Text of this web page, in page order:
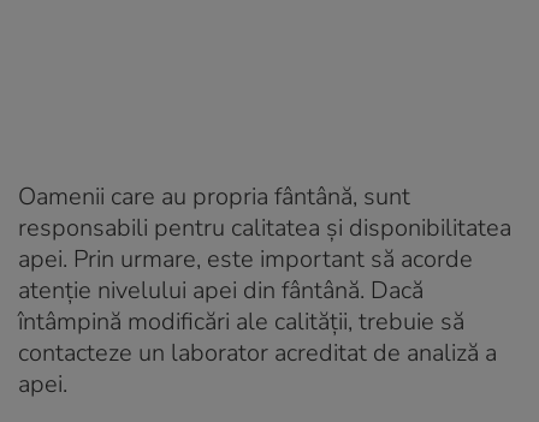
Oamenii care au propria fântână, sunt
responsabili pentru calitatea și disponibilitatea
apei. Prin urmare, este important să acorde
atenție nivelului apei din fântână. Dacă
întâmpină modificări ale calității, trebuie să
contacteze un laborator acreditat de analiză a
apei.